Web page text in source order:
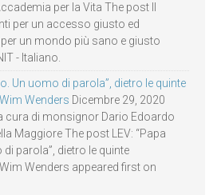
per la Vita The post Il
per un accesso giusto ed
un mondo più sano e giusto
- Italiano.
Un uomo di parola”, dietro le quinte
Wenders Dicembre 29, 2020
cura di monsignor Dario Edoardo
Maggiore The post LEV: “Papa
parola”, dietro le quinte
Wenders appeared first on